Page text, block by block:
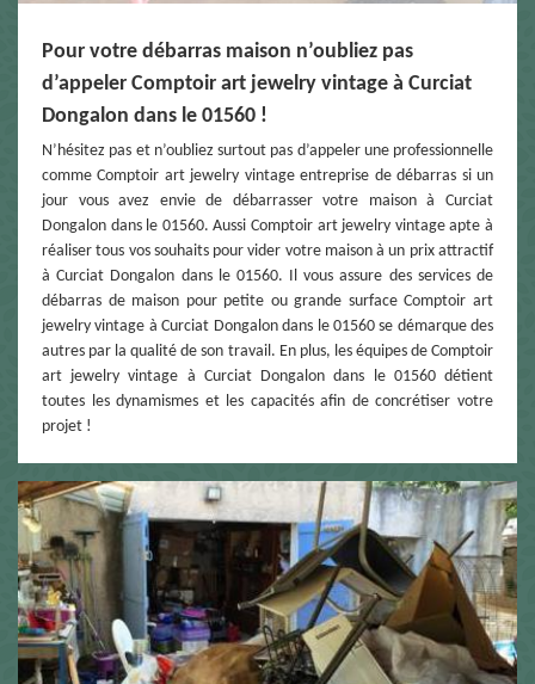
Pour votre débarras maison n’oubliez pas
d’appeler Comptoir art jewelry vintage à Curciat
Dongalon dans le 01560 !
N’hésitez pas et n’oubliez surtout pas d’appeler une professionnelle
comme Comptoir art jewelry vintage entreprise de débarras si un
jour vous avez envie de débarrasser votre maison à Curciat
Dongalon dans le 01560. Aussi Comptoir art jewelry vintage apte à
réaliser tous vos souhaits pour vider votre maison à un prix attractif
à Curciat Dongalon dans le 01560. Il vous assure des services de
débarras de maison pour petite ou grande surface Comptoir art
jewelry vintage à Curciat Dongalon dans le 01560 se démarque des
autres par la qualité de son travail. En plus, les équipes de Comptoir
art jewelry vintage à Curciat Dongalon dans le 01560 détient
toutes les dynamismes et les capacités afin de concrétiser votre
projet !